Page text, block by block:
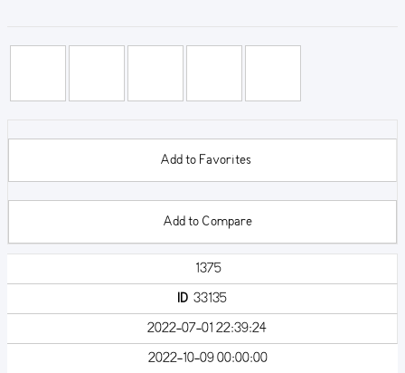
Add to Favorites
Add to Compare
1375
ID 33135
2022-07-01 22:39:24
2022-10-09 00:00:00